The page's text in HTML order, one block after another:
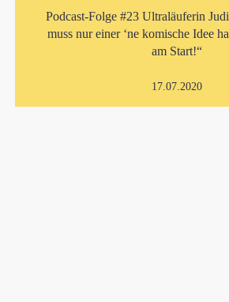
Podcast-Folge #23 Ultraläuferin
muss nur einer ‘ne komische Idee
am Start!“
17.07.2020